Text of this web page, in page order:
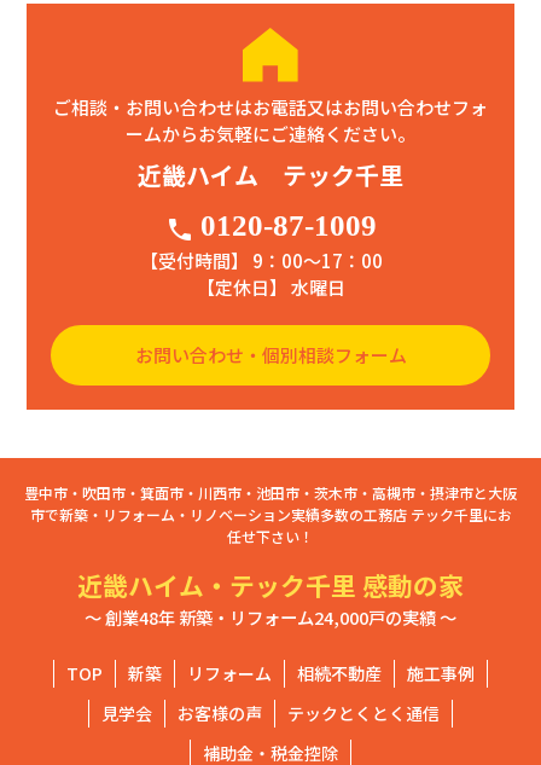
ご相談・お問い合わせはお電話又はお問い合わせフォ
ームからお気軽にご連絡ください。
近畿ハイム テック千里
phone 0120-87-1009
【受付時間】 9：00〜17：00
【定休日】 水曜日
お問い合わせ・個別相談フォーム
豊中市・吹田市・箕面市・川西市・池田市・茨木市・高槻市・摂津市と大阪
市で新築・リフォーム・リノベーション実績多数の工務店 テック千里にお
任せ下さい！
近畿ハイム・テック千里 感動の家
～ 創業48年 新築・リフォーム24,000戸の実績 ～
TOP 新築 リフォーム 相続不動産
施工事例
見学会
お客様の声
テックとくとく通信
補助金・税金控除